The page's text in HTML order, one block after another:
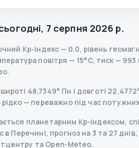
, 7 серпня 2026 р.
Kp-індекс — 0.0, рівень
повітря — 15°C, тиск —
48.7349° Пн і довготі
— переважно під час
планетарним Kp-індексом,
в Перечині, прогноз на 3 та 27
та Open-Meteo.